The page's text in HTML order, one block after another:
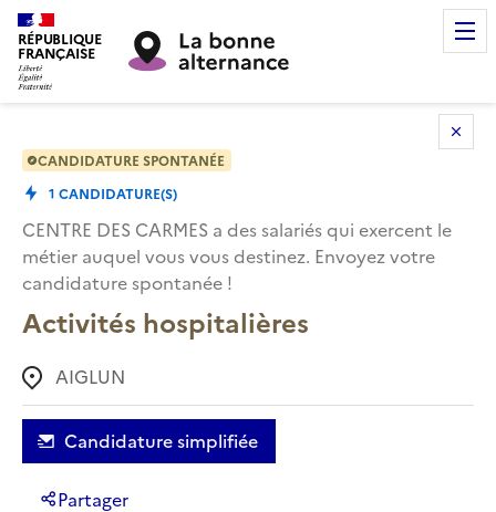
RÉPUBLIQUE
FRANÇAISE
CANDIDATURE SPONTANÉE
1 CANDIDATURE(S)
CENTRE DES CARMES a des salariés qui exercent le
métier auquel vous vous destinez. Envoyez votre
candidature spontanée !
Activités hospitalières
AIGLUN
Candidature simplifiée
Partager